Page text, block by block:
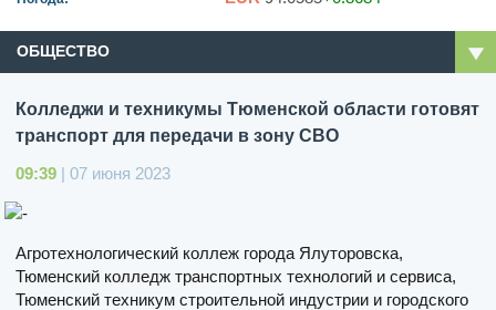
ОБЩЕСТВО
Колледжи и техникумы Тюменской области готовят
транспорт для передачи в зону СВО
09:39 | 07 июня 2023
Агротехнологический коллеж города Ялуторовска,
Тюменский колледж транспортных технологий и сервиса,
Тюменский техникум строительной индустрии и городского